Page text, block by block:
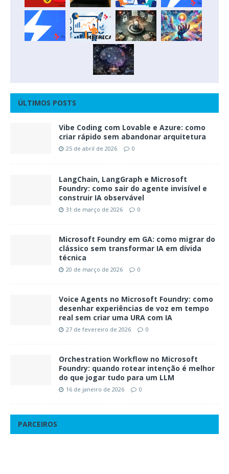
ÚLTIMOS POSTS
Vibe Coding com Lovable e Azure: como
criar rápido sem abandonar arquitetura
25 de abril de 2026 0
LangChain, LangGraph e Microsoft
Foundry: como sair do agente invisível e
construir IA observável
31 de março de 2026 0
Microsoft Foundry em GA: como migrar do
clássico sem transformar IA em dívida
técnica
20 de março de 2026 0
Voice Agents no Microsoft Foundry: como
desenhar experiências de voz em tempo
real sem criar uma URA com IA
27 de fevereiro de 2026 0
Orchestration Workflow no Microsoft
Foundry: quando rotear intenção é melhor
do que jogar tudo para um LLM
16 de janeiro de 2026 0
PARCEIROS